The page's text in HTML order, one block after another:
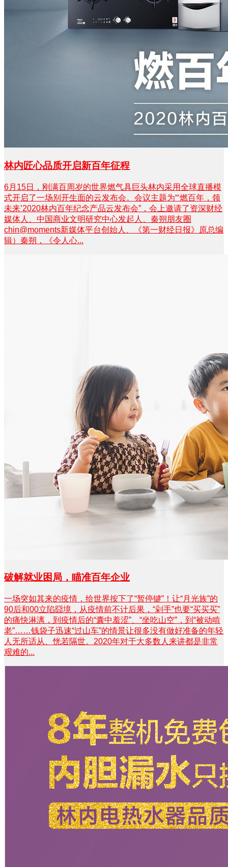
林内匠心品质开启新百年征程
6月15日，刚满百周岁的世界燃气具巨头林内采用全球直播模
式开启了一场别开生面的云发布会。会议主题为“‘燃百年，领
未来’2020林内百年纪念产品云发布会”，会上邀请了资深财经
媒体人、中国商业文明研究中心发起人、秦朔朋友圈
chin@moments新媒体平台创始人、《第一财经日报》原总编
辑）秦朔，《令人心...
破解就业困局，瞄准百年企业
一场突如其来的疫情，给世界按下了“暂停键”！让“月光族”的
90后和00立陷囧境，从疫情前不计后果，“剁手”也要“买买买”
的痛快淋漓，到疫情后的“囊中羞涩”、“坐吃山空”，到“被动啃
老”……钱袋子迅速“过山车”的情景让很多没有做好准备的年轻
人无所适从、恍若隔世。2020年对于大多数人来讲都是非常
艰难的...